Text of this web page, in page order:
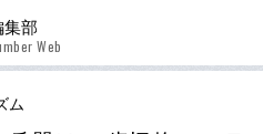
集部
Web
ム